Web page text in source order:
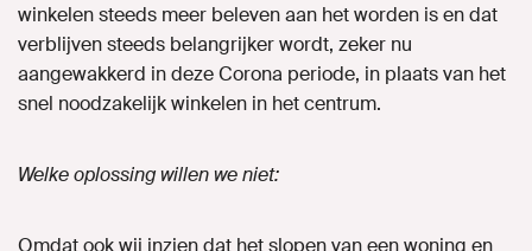
winkelen steeds meer beleven aan het worden is en dat
verblijven steeds belangrijker wordt, zeker nu
aangewakkerd in deze Corona periode, in plaats van het
snel noodzakelijk winkelen in het centrum.
Welke oplossing willen we niet:
Omdat ook wij inzien dat het slopen van een woning en